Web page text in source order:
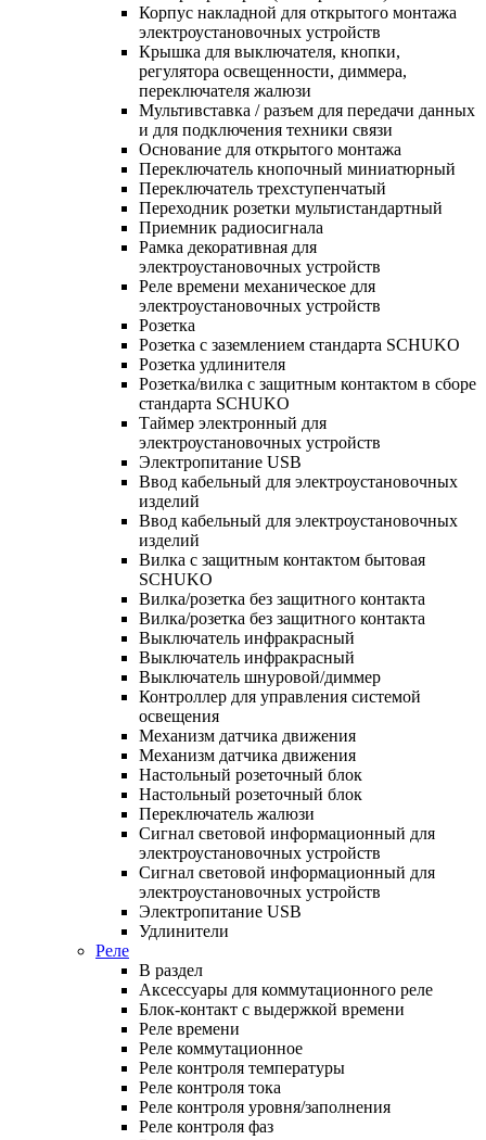
Корпус накладной для открытого монтажа
электроустановочных устройств
Крышка для выключателя, кнопки,
регулятора освещенности, диммера,
переключателя жалюзи
Мультивставка / разъем для передачи данных
и для подключения техники связи
Основание для открытого монтажа
Переключатель кнопочный миниатюрный
Переключатель трехступенчатый
Переходник розетки мультистандартный
Приемник радиосигнала
Рамка декоративная для
электроустановочных устройств
Реле времени механическое для
электроустановочных устройств
Розетка
Розетка с заземлением стандарта SCHUKO
Розетка удлинителя
Розетка/вилка с защитным контактом в сборе
стандарта SCHUKO
Таймер электронный для
электроустановочных устройств
Электропитание USB
Ввод кабельный для электроустановочных
изделий
Ввод кабельный для электроустановочных
изделий
Вилка с защитным контактом бытовая
SCHUKO
Вилка/розетка без защитного контакта
Вилка/розетка без защитного контакта
Выключатель инфракрасный
Выключатель инфракрасный
Выключатель шнуровой/диммер
Контроллер для управления системой
освещения
Механизм датчика движения
Механизм датчика движения
Настольный розеточный блок
Настольный розеточный блок
Переключатель жалюзи
Сигнал световой информационный для
электроустановочных устройств
Сигнал световой информационный для
электроустановочных устройств
Электропитание USB
Удлинители
Реле
В раздел
Аксессуары для коммутационного реле
Блок-контакт с выдержкой времени
Реле времени
Реле коммутационное
Реле контроля температуры
Реле контроля тока
Реле контроля уровня/заполнения
Реле контроля фаз